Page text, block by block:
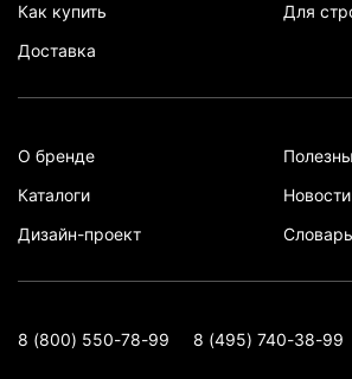
Как купить
Доставка
Для
О бренде
Каталоги
Дизайн-проект
Новости
8 (800) 550-78-99 8 (495) 740-38-99